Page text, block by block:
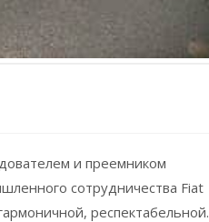
и преемником
сотрудничества Fiat
респектабельной.